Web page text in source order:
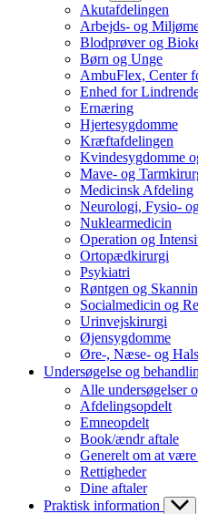
Akutafdelingen
Arbejds- og
Blodprøver og
Børn og Unge
AmbuFlex, Center
Enhed for
Ernæring
Hjertesygdomme
Kræftafdelingen
Kvindesygdomme
Mave- og
Medicinsk Afdeling
Neurologi, Fysio-
Nuklearmedicin
Operation og
Ortopædkirurgi
Psykiatri
Røntgen og
Socialmedicin og
Urinvejskirurgi
Øjensygdomme
Øre-, Næse- og
Undersøgelse og
Alle undersøgelser
Afdelingsopdelt
Emneopdelt
Book/ændr aftale
Generelt om at
Rettigheder
Dine aftaler
Praktisk information